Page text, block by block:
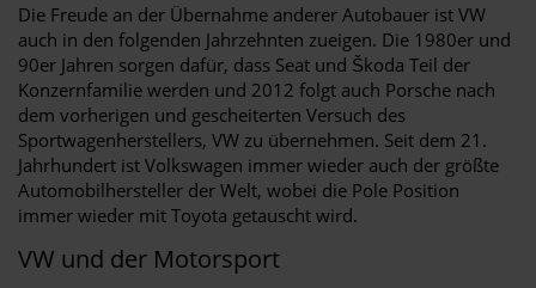
Die Freude an der Übernahme anderer Autobauer ist VW
auch in den folgenden Jahrzehnten zueigen. Die 1980er und
90er Jahren sorgen dafür, dass Seat und Škoda Teil der
Konzernfamilie werden und 2012 folgt auch Porsche nach
dem vorherigen und gescheiterten Versuch des
Sportwagenherstellers, VW zu übernehmen. Seit dem 21.
Jahrhundert ist Volkswagen immer wieder auch der größte
Automobilhersteller der Welt, wobei die Pole Position
immer wieder mit Toyota getauscht wird.
VW und der Motorsport